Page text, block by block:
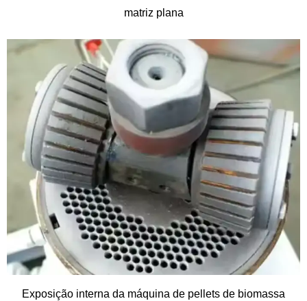
matriz plana
Exposição interna da máquina de pellets de biomassa